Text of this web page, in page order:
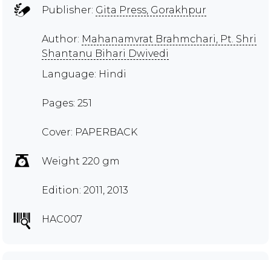
Publisher: Gita Press, Gorakhpur
Author: Mahanamvrat Brahmchari, Pt. Shri
Shantanu Bihari Dwivedi
Language: Hindi
Pages: 251
Cover: PAPERBACK
Weight 220 gm
Edition: 2011, 2013
HAC007